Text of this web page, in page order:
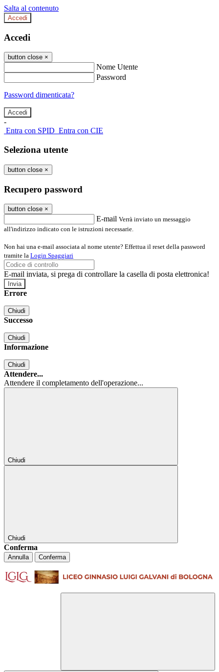
Salta al contenuto
Accedi
Accedi
button close ×
Nome Utente
Password
Password dimenticata?
-
Entra con SPID Entra con CIE
Seleziona utente
button close ×
Recupero password
button close ×
E-mail Verrà inviato un messaggio
all'indirizzo indicato con le istruzioni necessarie.
Non hai una e-mail associata al nome utente? Effettua il reset della password
tramite la Login Spaggiari
E-mail inviata, si prega di controllare la casella di posta elettronica!
Errore
Chiudi
Successo
Chiudi
Informazione
Chiudi
Attendere...
Attendere il completamento dell'operazione...
Chiudi
Chiudi
Conferma
Annulla Conferma